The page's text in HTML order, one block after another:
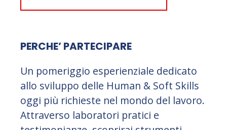
PERCHE’ PARTECIPARE
Un pomeriggio esperienziale dedicato
allo sviluppo delle Human & Soft Skills
oggi più richieste nel mondo del lavoro.
Attraverso laboratori pratici e